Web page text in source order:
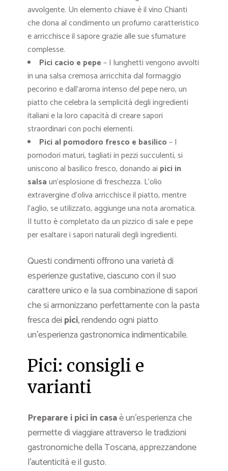
avvolgente. Un elemento chiave è il vino Chianti
che dona al condimento un profumo caratteristico
e arricchisce il sapore grazie alle sue sfumature
complesse.
Pici cacio e pepe– I lunghetti vengono avvolti
in una salsa cremosa arricchita dal formaggio
pecorino e dall’aroma intenso del pepe nero, un
piatto che celebra la semplicità degli ingredienti
italiani e la loro capacità di creare sapori
straordinari con pochi elementi.
Pici al pomodoro fresco e basilico– I
pomodori maturi, tagliati in pezzi succulenti, si
uniscono al basilico fresco, donando ai pici in
salsaun’esplosione di freschezza. L’olio
extravergine d’oliva arricchisce il piatto, mentre
l’aglio, se utilizzato, aggiunge una nota aromatica.
Il tutto è completato da un pizzico di sale e pepe
per esaltare i sapori naturali degli ingredienti.
Questi condimenti offrono una varietà di
esperienze gustative, ciascuno con il suo
carattere unico e la sua combinazione di sapori
che si armonizzano perfettamente con la pasta
fresca dei pici, rendendo ogni piatto
un’esperienza gastronomica indimenticabile.
Pici: consigli e
varianti
Preparare i pici in casaè un’esperienza che
permette di viaggiare attraverso le tradizioni
gastronomiche della Toscana, apprezzandone
l’autenticità e il gusto.